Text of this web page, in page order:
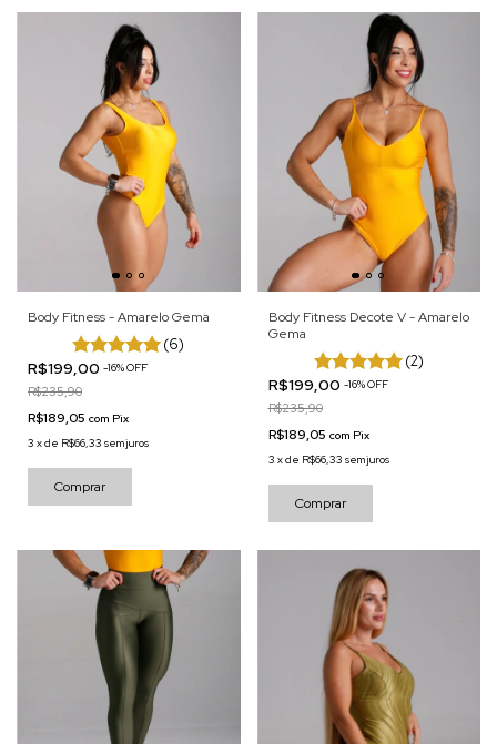
Body Fitness - Amarelo Gema
(6)
R$199,00 -16%OFF
R$235,90
R$189,05 com Pix
3 xde R$66,33 sem juros
Comprar
Body Fitness Decote V - Amarelo
Gema
(2)
R$199,00 -16%OFF
R$235,90
R$189,05 com Pix
3 xde R$66,33 sem juros
Comprar